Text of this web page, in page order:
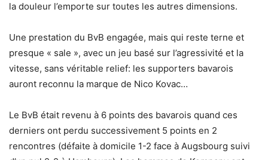
la douleur l’emporte sur toutes les autres dimensions.
Une prestation du BvB engagée, mais qui reste terne et
presque « sale », avec un jeu basé sur l’agressivité et la
vitesse, sans véritable relief: les supporters bavarois
auront reconnu la marque de Nico Kovac…
Le BvB était revenu à 6 points des bavarois quand ces
derniers ont perdu successivement 5 points en 2
rencontres (défaite à domicile 1-2 face à Augsbourg suivi